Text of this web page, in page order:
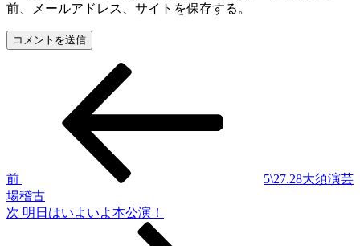
前、メールアドレス、サイトを保存する。
ゲ
ー
前
5\27.28大須演芸
場稽古
次
次 明日はいよいよ本公演！